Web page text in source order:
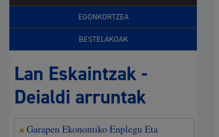
EGONKORTZEA
BESTELAKOAK
Lan Eskaintzak -
Deialdi arruntak
Garapen Ekonomiko Enplegu Eta